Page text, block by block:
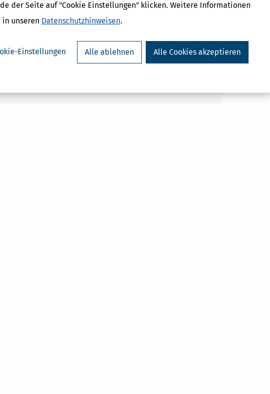
der Seite auf "Cookie Einstellungen" klicken. Weitere Informationen
unseren Datenschutzhinweisen.
Einstellungen Alle ablehnen Alle Cookies akzeptieren
Druckversion